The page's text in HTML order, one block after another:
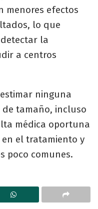
menores efectos
lo que
la
a centros
ninguna
tamaño, incluso
médica oportuna
el tratamiento y
poco comunes.